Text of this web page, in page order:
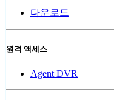
다운로드
원격 액세스
Agent DVR